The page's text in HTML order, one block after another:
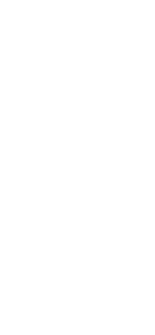
from 30 to 100.